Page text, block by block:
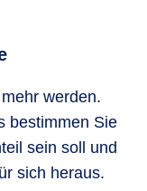
werden.
bestimmen Sie
sein soll und
sich heraus.